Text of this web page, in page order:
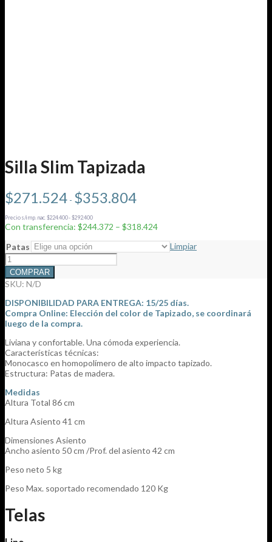
Silla Slim Tapizada
$271.524 - $353.804de
desde
hasta
$353.804
Precio s/imp. nac. $224.400 - $292.400
Con transferencia: $244.372 – $318.424
Patas
Limpiar
Silla
Slim
Tapizada
cantidad
COMPRAR
SKU: N/D
DISPONIBILIDAD PARA ENTREGA: 15/25 días.
Compra Online: Elección del color de Tapizado, se coordinará
luego de la compra.
Liviana y confortable. Una cómoda experiencia.
Características técnicas:
Monocasco en homopolí­mero de alto impacto tapizado.
Estructura: Patas de madera.
Medidas
Altura Total 86 cm
Altura Asiento 41 cm
Dimensiones Asiento
Ancho asiento 50 cm /Prof. del asiento 42 cm
Peso neto 5 kg
Peso Max. soportado recomendado 120 Kg
Telas